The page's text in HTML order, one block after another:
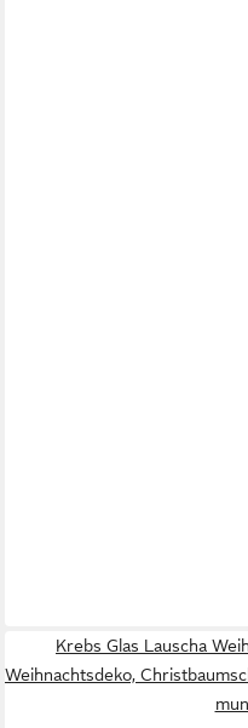
Krebs Glas Lauscha
Weihnachtsdeko,